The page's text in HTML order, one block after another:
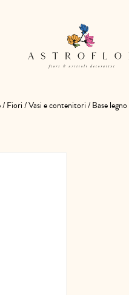
/Fiori/Vasi e contenitori/ Base